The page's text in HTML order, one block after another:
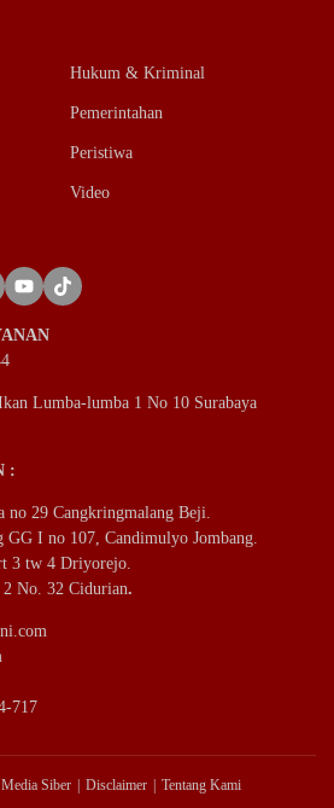
Hukum & Kriminal
Pemerintahan
Peristiwa
Video
Lumba-lumba 1 No 10 Surabaya
:
no 29 Cangkringmalang Beji.
GG I no 107, Candimulyo Jombang.
3 tw 4 Driyorejo.
2 No. 32 Cidurian.
717
Siber Disclaimer Tentang Kami